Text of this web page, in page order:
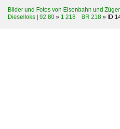
Bilder und Fotos von Eisenbahn und
Dieselloks | 92 80 » 1 218 BR 218 » ID